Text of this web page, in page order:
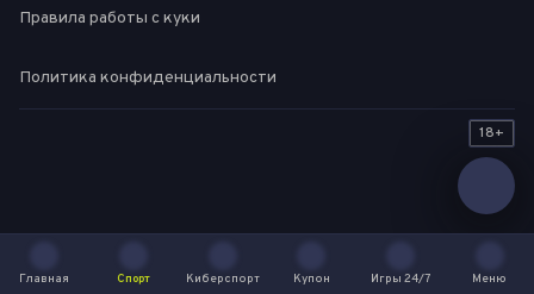
Правила работы с куки
Политика конфиденциальности
18+
Главная
Спорт
Киберспорт
Купон
Игры 24/7
Меню